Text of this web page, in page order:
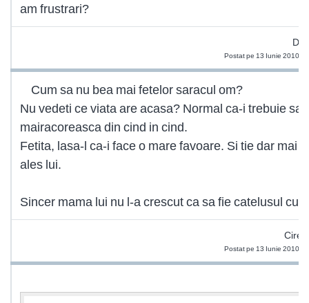
am frustrari?
Postat pe 13 Iunie 2010
Cum sa nu bea mai fetelor saracul om?
Nu vedeti ce viata are acasa? Normal ca-i trebuie sa
mairacoreasca din cind in cind.
Fetita, lasa-l ca-i face o mare favoare. Si tie dar mai
ales lui.
Sincer mama lui nu l-a crescut ca sa fie catelusul
Postat pe 13 Iunie 2010